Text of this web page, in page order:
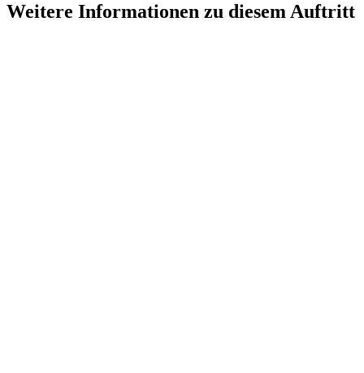
Weitere Informationen zu diesem Auftritt